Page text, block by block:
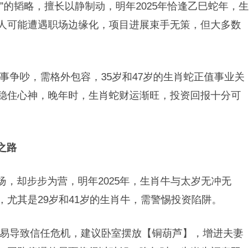
韬略，擅长以静制动，明年2025年恰逢乙巳蛇年，生
可能遭遇职场边缘化，项目进展束手无策，但大多数
争吵，需格外包容，35岁和47岁的生肖蛇正值事业关
住心神，晚年时，生肖蛇财运渐旺，投资回报十分可
路
却步步为营，明年2025年，生肖牛与太岁无冲无
其是29岁和41岁的生肖牛，需警惕投资陷阱。
导致信任危机，建议卧室摆放【铜葫芦】，增进夫妻